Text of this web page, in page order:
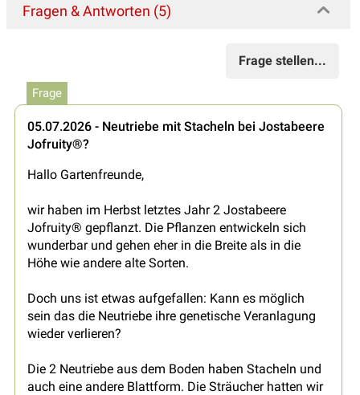
Fragen & Antworten (5)
Frage stellen...
Frage
05.07.2026 - Neutriebe mit Stacheln bei Jostabeere
Jofruity®?
Hallo Gartenfreunde,
wir haben im Herbst letztes Jahr 2 Jostabeere
Jofruity® gepflanzt. Die Pflanzen entwickeln sich
wunderbar und gehen eher in die Breite als in die
Höhe wie andere alte Sorten.
Doch uns ist etwas aufgefallen: Kann es möglich
sein das die Neutriebe ihre genetische Veranlagung
wieder verlieren?
Die 2 Neutriebe aus dem Boden haben Stacheln und
auch eine andere Blattform. Die Sträucher hatten wir